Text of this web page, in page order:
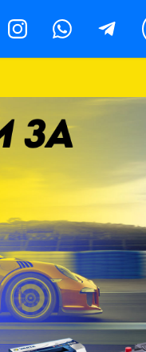
InstagramWhatsappTelegram